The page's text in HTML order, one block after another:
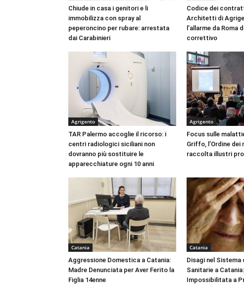
Chiude in casa i genitori e li
immobilizza con spray al
peperoncino per rubare: arrestata
dai Carabinieri
Codice dei
Architetti di
l’allarme da Roma
correttivo
Agrigento
TAR Palermo accoglie il ricorso: i
centri radiologici siciliani non
dovranno più sostituire le
apparecchiature ogni 10 anni
Agrigento
Focus sulle
Griffo, l’Ordine dei
raccolta illustri
Catania
Aggressione Domestica a Catania:
Madre Denunciata per Aver Ferito la
Figlia 14enne
Catania
Disagi nel
Sanitarie a
Impossibilitata a